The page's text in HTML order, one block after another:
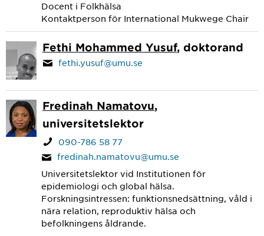
Docent i Folkhälsa
Kontaktperson för International Mukwege Chair
Fethi Mohammed Yusuf, doktorand
fethi.yusuf@umu.se
Fredinah Namatovu,
universitetslektor
090-786 58 77
fredinah.namatovu@umu.se
Universitetslektor vid Institutionen för
epidemiologi och global hälsa.
Forskningsintressen: funktionsnedsättning, våld i
nära relation, reproduktiv hälsa och
befolkningens åldrande.